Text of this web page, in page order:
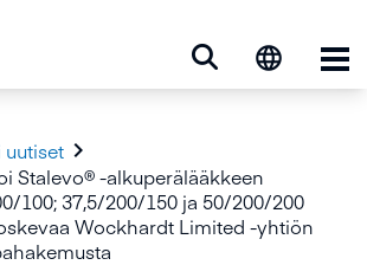
uutiset 
Stalevo® -alkuperälääkkeen
100; 37,5/200/150 ja 50/200/200
Wockhardt Limited -yhtiön